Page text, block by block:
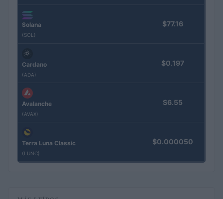
Solana
(SOL)
$77.16
Cardano
(ADA)
$0.197
Avalanche
(AVAX)
$6.55
Terra Luna Classic
(LUNC)
$0.000050